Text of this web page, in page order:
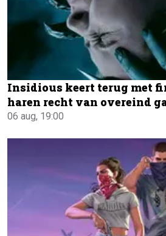
Insidious keert terug met
haren recht van overeind
06 aug, 19:00